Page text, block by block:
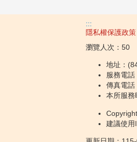
:::
隱私權保護政策
瀏覽人次： 50
地址：
服務電
傳真電
本所服
建議使用